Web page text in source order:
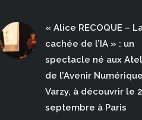
« Alice RECOQUE –
cachée de l’IA » : un
spectacle né aux
de l’Avenir
Varzy, à découvrir le
septembre à Paris